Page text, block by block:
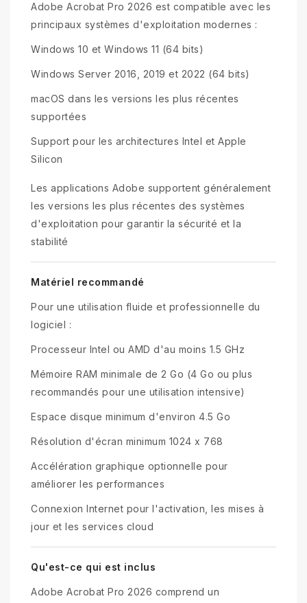
Adobe Acrobat Pro 2026 est compatible avec les
principaux systèmes d'exploitation modernes :
Windows 10 et Windows 11 (64 bits)
Windows Server 2016, 2019 et 2022 (64 bits)
macOS dans les versions les plus récentes
supportées
Support pour les architectures Intel et Apple
Silicon
Les applications Adobe supportent généralement
les versions les plus récentes des systèmes
d'exploitation pour garantir la sécurité et la
stabilité
Matériel recommandé
Pour une utilisation fluide et professionnelle du
logiciel :
Processeur Intel ou AMD d'au moins 1.5 GHz
Mémoire RAM minimale de 2 Go (4 Go ou plus
recommandés pour une utilisation intensive)
Espace disque minimum d'environ 4.5 Go
Résolution d'écran minimum 1024 x 768
Accélération graphique optionnelle pour
améliorer les performances
Connexion Internet pour l'activation, les mises à
jour et les services cloud
Qu'est-ce qui est inclus
Adobe Acrobat Pro 2026 comprend un